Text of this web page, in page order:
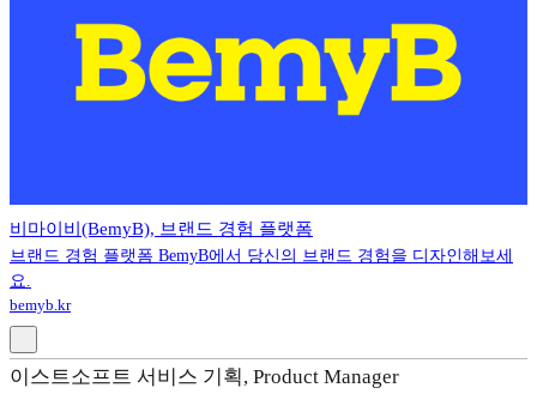
비마이비(BemyB), 브랜드 경험 플랫폼
브랜드 경험 플랫폼 BemyB에서 당신의 브랜드 경험을 디자인해보세
요.
bemyb.kr
이스트소프트 서비스 기획, Product Manager